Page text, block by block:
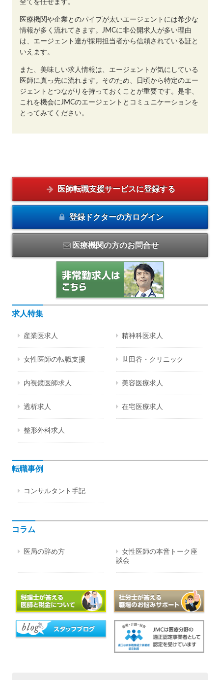
全てを任せます。
医療機関や企業とのパイプが太いエージェントには希少な
情報が多く流れてきます。JMCに非公開求人が多い理由
は、エージェント達が採用担当者から信頼されている証と
いえます。
また、美味しい求人情報は、エージェントが気にしている
医師に真っ先に流れます。そのため、日頃から特定のエー
ジェントとつながりを持っておくことが重要です。是非、
これを機会にJMCのエージェントとコミュニケーションを
とってみてください。
医師転職支援サービスに登録する
登録ドクターの方ログイン
医療機関の方のお問合せ
求人特集
産業医求人 精神科医求人
女性医師の転職支援 世田谷・クリニック
内視鏡医師求人 美容医療求人
透析求人 在宅医療求人
整形外科求人
転職事例
コンサルタント手記
コラム
医局の辞め方
女性医師の本音トーク座
談会